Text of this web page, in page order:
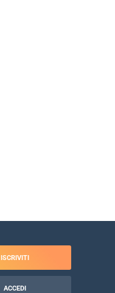
ISCRIVITI
ACCEDI